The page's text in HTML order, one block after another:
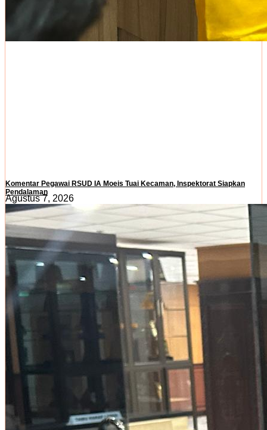
Komentar Pegawai RSUD IA Moeis Tuai Kecaman, Inspektorat Siapkan
Pendalaman
Agustus 7, 2026